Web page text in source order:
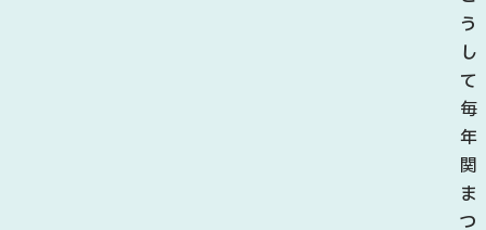
う
し
て
毎
年
関
ま
つ